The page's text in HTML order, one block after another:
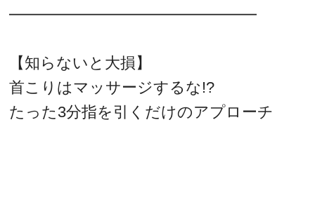
━━━━━━━━━━━━━━━━
【知らないと大損】
首こりはマッサージするな!?
たった3分指を引くだけのアプローチ